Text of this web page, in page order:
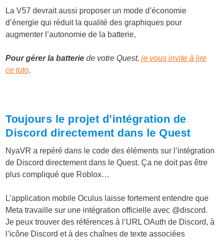
La V57 devrait aussi proposer un mode d’économie
d’énergie qui réduit la qualité des graphiques pour
augmenter l’autonomie de la batterie,
Pour gérer la batterie de votre Quest, je vous invite à lire
ce tuto.
Toujours le projet d’intégration de
Discord directement dans le Quest
NyaVR a repéré dans le code des éléments sur l’intégration
de Discord directement dans le Quest. Ça ne doit pas être
plus compliqué que Roblox…
L’application mobile Oculus laisse fortement entendre que
Meta travaille sur une intégration officielle avec @discord.
Je peux trouver des références à l’URL OAuth de Discord, à
l’icône Discord et à des chaînes de texte associées